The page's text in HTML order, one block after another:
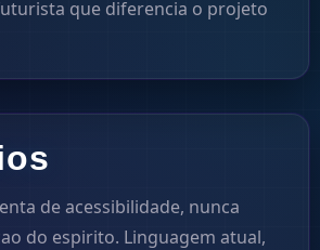
que diferencia o projeto
de acessibilidade, nunca
do espirito. Linguagem atual,